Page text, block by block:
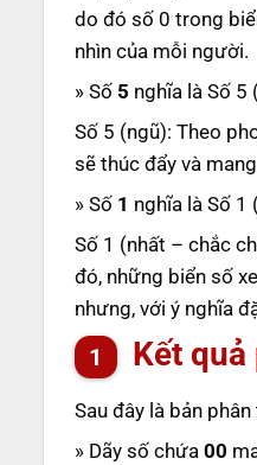
do đó số 0 trong
nhìn của mỗi người.
» Số 5 nghĩa là Số 5
Số 5 (ngũ): Theo
sẽ thúc đẩy và
» Số 1 nghĩa là Số 1
Số 1 (nhất – chắc
đó, những biển số
nhưng, với ý nghĩa
Kết
Sau đây là bản
» Dãy số chứa 00